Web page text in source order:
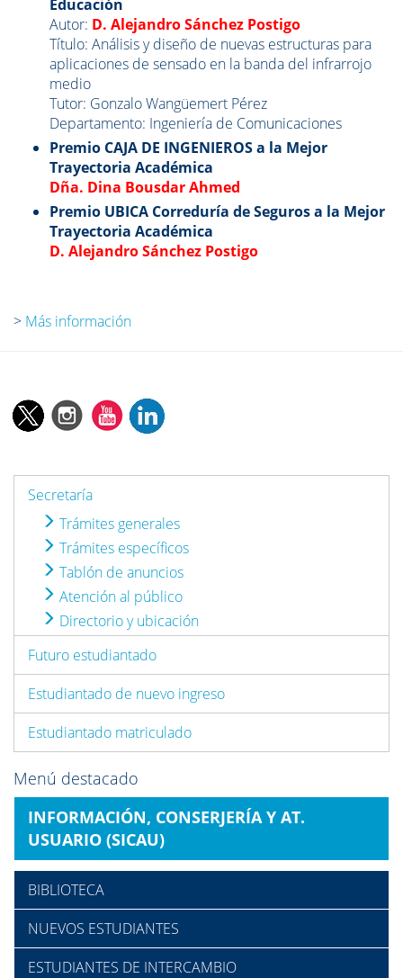
Educación
Autor: D. Alejandro Sánchez Postigo
Título: Análisis y diseño de nuevas estructuras para
aplicaciones de sensado en la banda del infrarrojo
medio
Tutor: Gonzalo Wangüemert Pérez
Departamento: Ingeniería de Comunicaciones
Premio CAJA DE INGENIEROS a la Mejor
Trayectoria Académica
Dña. Dina Bousdar Ahmed
Premio UBICA Correduría de Seguros a la Mejor
Trayectoria Académica
D. Alejandro Sánchez Postigo
> Más información
Secretaría
Trámites generales
Trámites específicos
Tablón de anuncios
Atención al público
Directorio y ubicación
Futuro estudiantado
Estudiantado de nuevo ingreso
Estudiantado matriculado
Menú destacado
INFORMACIÓN, CONSERJERÍA Y AT.
USUARIO (SICAU)
BIBLIOTECA
NUEVOS ESTUDIANTES
ESTUDIANTES DE INTERCAMBIO